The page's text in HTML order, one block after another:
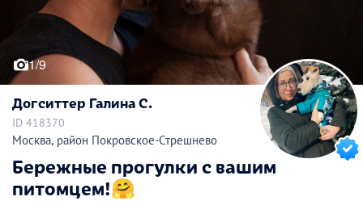
1/9
Догситтер Галина С.
ID 418370
Москва, район Покровское-Стрешнево
Бережные прогулки с вашим
питомцем!🤗